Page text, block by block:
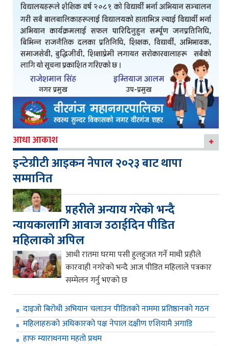
आधा आकाश
इन्टेग्रीटी आइकन नेपाल २०२३ बाट थापा
सम्मानित
प्रहरीले अन्याय गरेको भन्दै
न्यायकालागि आवाज उठाईदिन पीडित
महिलाको अपिल
आधी रातमा घरमा पसी हुलहुजत गर्ने माथी प्रहीले
कारवाही नगरेको भन्दै आज पीडित महिलाले पत्रकार
सम्मेलन गर्नु भएको छ
दाइजो बिरोधी अभियान चलाउन पीडितको नाममा प्रतिष्ठानको गठन
महिलाहरुको अधिकारको पक्ष नेपाल दक्षीण एशियामै अगाडि
हाफ म्याराथनमा महतो प्रथम